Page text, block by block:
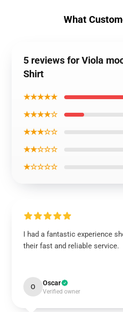
What
5 reviews for Viola
Shirt
★★★★★
★★★★☆
★★★☆☆
★★☆☆☆
★☆☆☆☆
I had a fantastic experience
their fast and reliable service.
O Oscar
Verified owner